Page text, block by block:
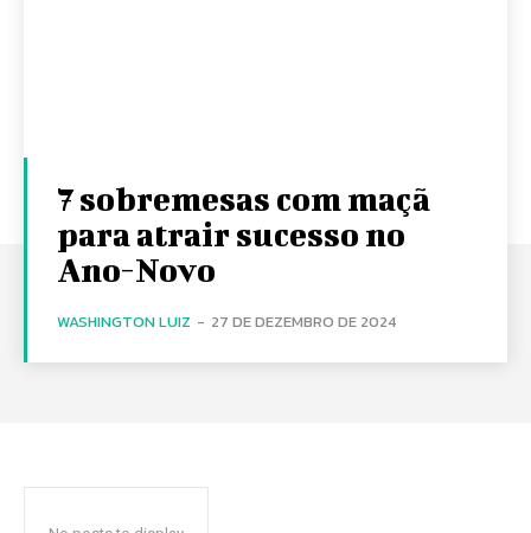
7 sobremesas com maçã
para atrair sucesso no
Ano-Novo
WASHINGTON LUIZ - 27 DE DEZEMBRO DE 2024